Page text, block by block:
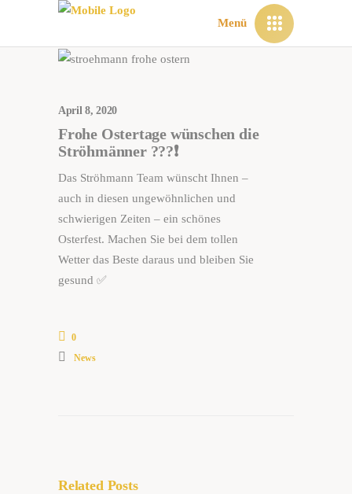
Menü
April 8, 2020
Frohe Ostertage wünschen die
Ströhmänner ???❗️
Das Ströhmann Team wünscht Ihnen –
auch in diesen ungewöhnlichen und
schwierigen Zeiten – ein schönes
Osterfest. Machen Sie bei dem tollen
Wetter das Beste daraus und bleiben Sie
gesund ✅
0
News
Related Posts